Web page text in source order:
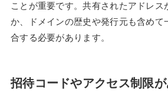
ことが重要です。共有されたアドレス
か、ドメインの歴史や発行元も含めて
合する必要があります。
招待コードやアクセス制限が